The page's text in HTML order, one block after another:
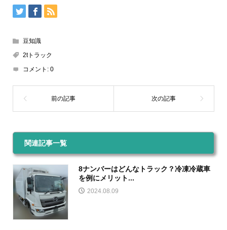
豆知識
2tトラック
コメント: 0
関連記事一覧
8ナンバーはどんなトラック？冷凍冷蔵車
を例にメリット...
2024.08.09